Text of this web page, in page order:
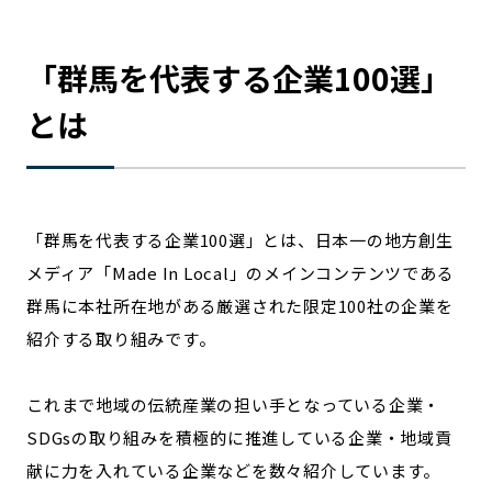
特集コンテンツ
地域を代表する 企業100選
プレスリリース
MILCプロジェクト
地域豆知識
ニッポンの百選大全集
Sporkle
記事ライター アンバサダー
「群馬を代表する企業100選」
とは
「群馬を代表する企業100選」とは、日本一の地方創生
メディア「Made In Local」のメインコンテンツである
群馬に本社所在地がある厳選された限定100社の企業を
紹介する取り組みです。
これまで地域の伝統産業の担い手となっている企業・
SDGsの取り組みを積極的に推進している企業・地域貢
献に力を入れている企業などを数々紹介しています。